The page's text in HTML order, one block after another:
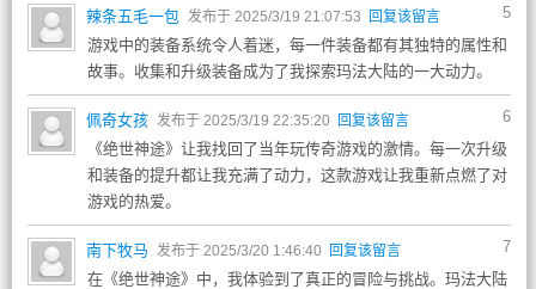
5
辣条五毛一包 发布于 2025/3/19 21:07:53 回复该留言
游戏中的装备系统令人着迷，每一件装备都有其独特的属性和
故事。收集和升级装备成为了我探索玛法大陆的一大动力。
6
佩奇女孩 发布于 2025/3/19 22:35:20 回复该留言
《绝世神途》让我找回了当年玩传奇游戏的激情。每一次升级
和装备的提升都让我充满了动力，这款游戏让我重新点燃了对
游戏的热爱。
7
南下牧马 发布于 2025/3/20 1:46:40 回复该留言
在《绝世神途》中，我体验到了真正的冒险与挑战。玛法大陆